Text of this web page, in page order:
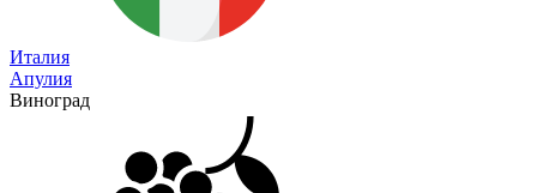
Италия
Апулия
Виноград